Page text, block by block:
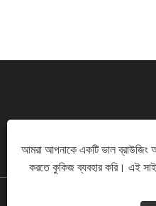
আমরা আপনাকে একটি ভাল ব্রাউজিং
করতে কুকিজ ব্যবহার করি। এই